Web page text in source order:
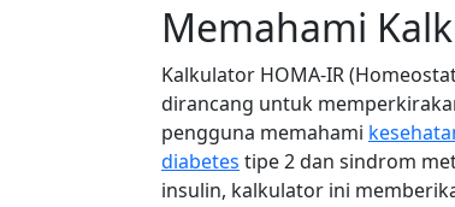
Memahami
Kalkulator HOMA-IR
dirancang untuk
pengguna memahami
diabetes tipe 2 dan sindrom
insulin, kalkulator ini